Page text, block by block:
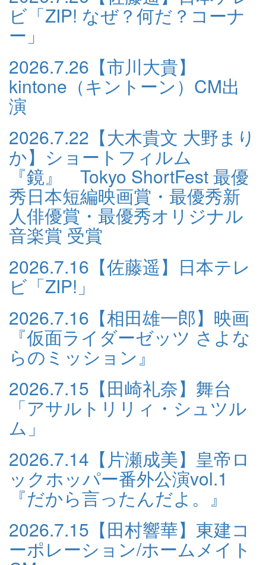
ビ「ZIP! なぜ？何だ？コーナ
ー」
2026.7.26 【市川大貴】
kintone（キントーン）CM出
演
2026.7.22 【大木貴文 大野まり
か】ショートフィルム
『鏡』 Tokyo ShortFest 最優
秀日本短編映画賞・最優秀新
人俳優賞・最優秀オリジナル
音楽賞 受賞
2026.7.16 【佐藤遥】日本テレ
ビ「ZIP!」
2026.7.16 【相田雄一郎】映画
『仮面ライダーゼッツ さよな
らのミッション』
2026.7.15 【田崎礼奈】舞台
「アサルトリリィ・シュツル
ム」
2026.7.14 【片瀬成美】皇帝ロ
ックホッパー番外公演vol.1
『だから言ったんだよ。』
2026.7.15 【田村響華】東建コ
ーポレーション/ホームメイト